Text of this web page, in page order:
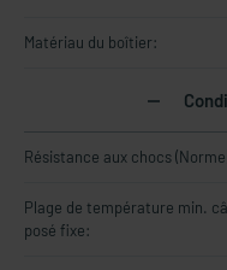
Matériau du boîtier:
Résistance aux chocs
Plage de température min.
posé fixe: